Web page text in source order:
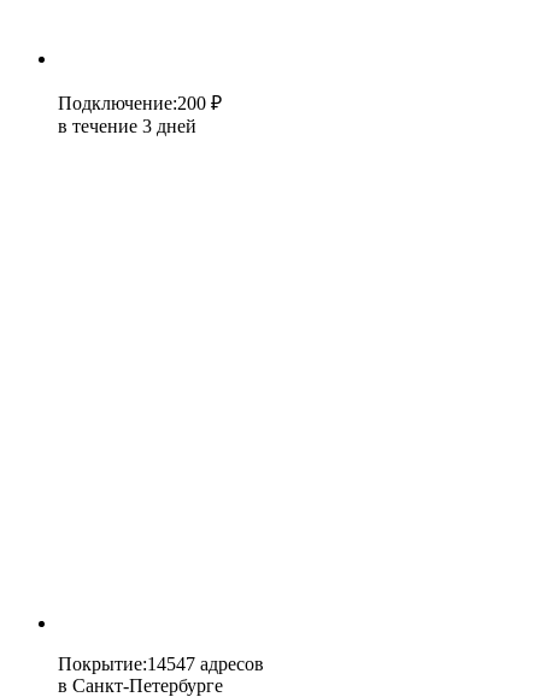
Подключение:200 ₽
в течение 3 дней
Покрытие:14547 адресов
в Санкт-Петербурге